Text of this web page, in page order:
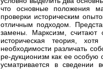
что основные положения
проверки историческим
отличным подходом.
замены. Марксизм, считают
историческая теория,
необходимости различать
ре-дукционизм как ее
усматривается в сведении